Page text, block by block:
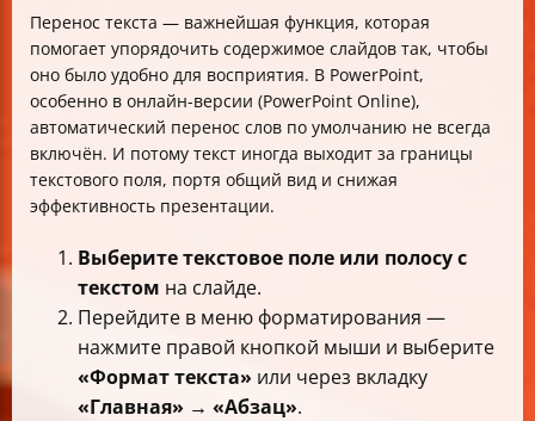
Перенос текста — важнейшая функция, которая
помогает упорядочить содержимое слайдов так, чтобы
оно было удобно для восприятия. В PowerPoint,
особенно в онлайн-версии (PowerPoint Online),
автоматический перенос слов по умолчанию не всегда
включён. И потому текст иногда выходит за границы
текстового поля, портя общий вид и снижая
эффективность презентации.
Выберите текстовое поле или полосу с
текстом на слайде.
Перейдите в меню форматирования —
нажмите правой кнопкой мыши и выберите
«Формат текста» или через вкладку
«Главная» → «Абзац».